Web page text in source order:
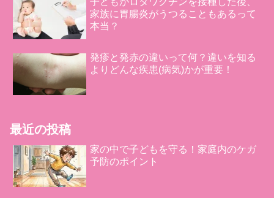
家族に胃腸炎がうつることもあるって
本当？
発疹と発赤の違いって何？違いを知る
よりどんな疾患(病気)かが重要！
最近の投稿
家の中で子どもを守る！家庭内のケガ
予防のポイント